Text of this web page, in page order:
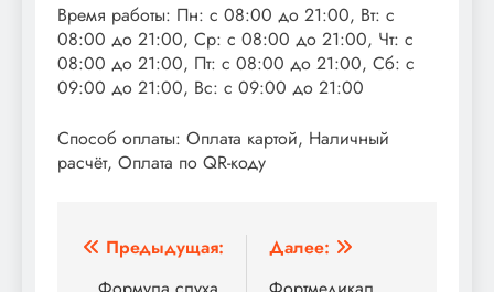
Время работы: Пн: с 08:00 до 21:00, Вт: с
08:00 до 21:00, Ср: с 08:00 до 21:00, Чт: с
08:00 до 21:00, Пт: с 08:00 до 21:00, Сб: с
09:00 до 21:00, Вс: с 09:00 до 21:00
Способ оплаты: Оплата картой, Наличный
расчёт, Оплата по QR-коду
Навигация
Предыдущая:
Далее: